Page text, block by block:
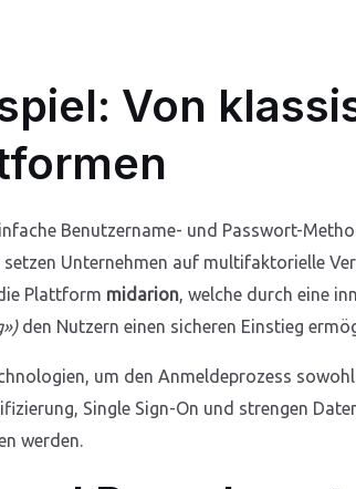
Von
Benutzername- und Passwort-
Unternehmen auf multifaktorielle
Plattform midarion, welche durch eine
den Nutzern einen sicheren Einstieg
um den Anmeldeprozess
Single Sign-On und strengen
werden.